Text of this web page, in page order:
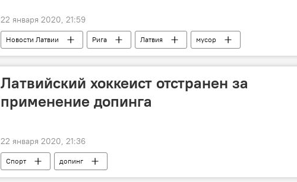
22 января 2020, 21:59
Новости Латвии Рига Латвия мусор
Латвийский хоккеист отстранен за
применение допинга
22 января 2020, 21:36
Спорт допинг